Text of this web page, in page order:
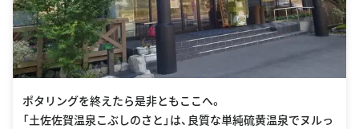
ポタリングを終えたら是非ともここへ。
「土佐佐賀温泉こぶしのさと」は、良質な単純硫黄温泉でヌルっ